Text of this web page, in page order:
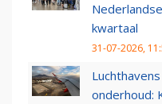
kwartaal
31-07-2026,
onderhoud: